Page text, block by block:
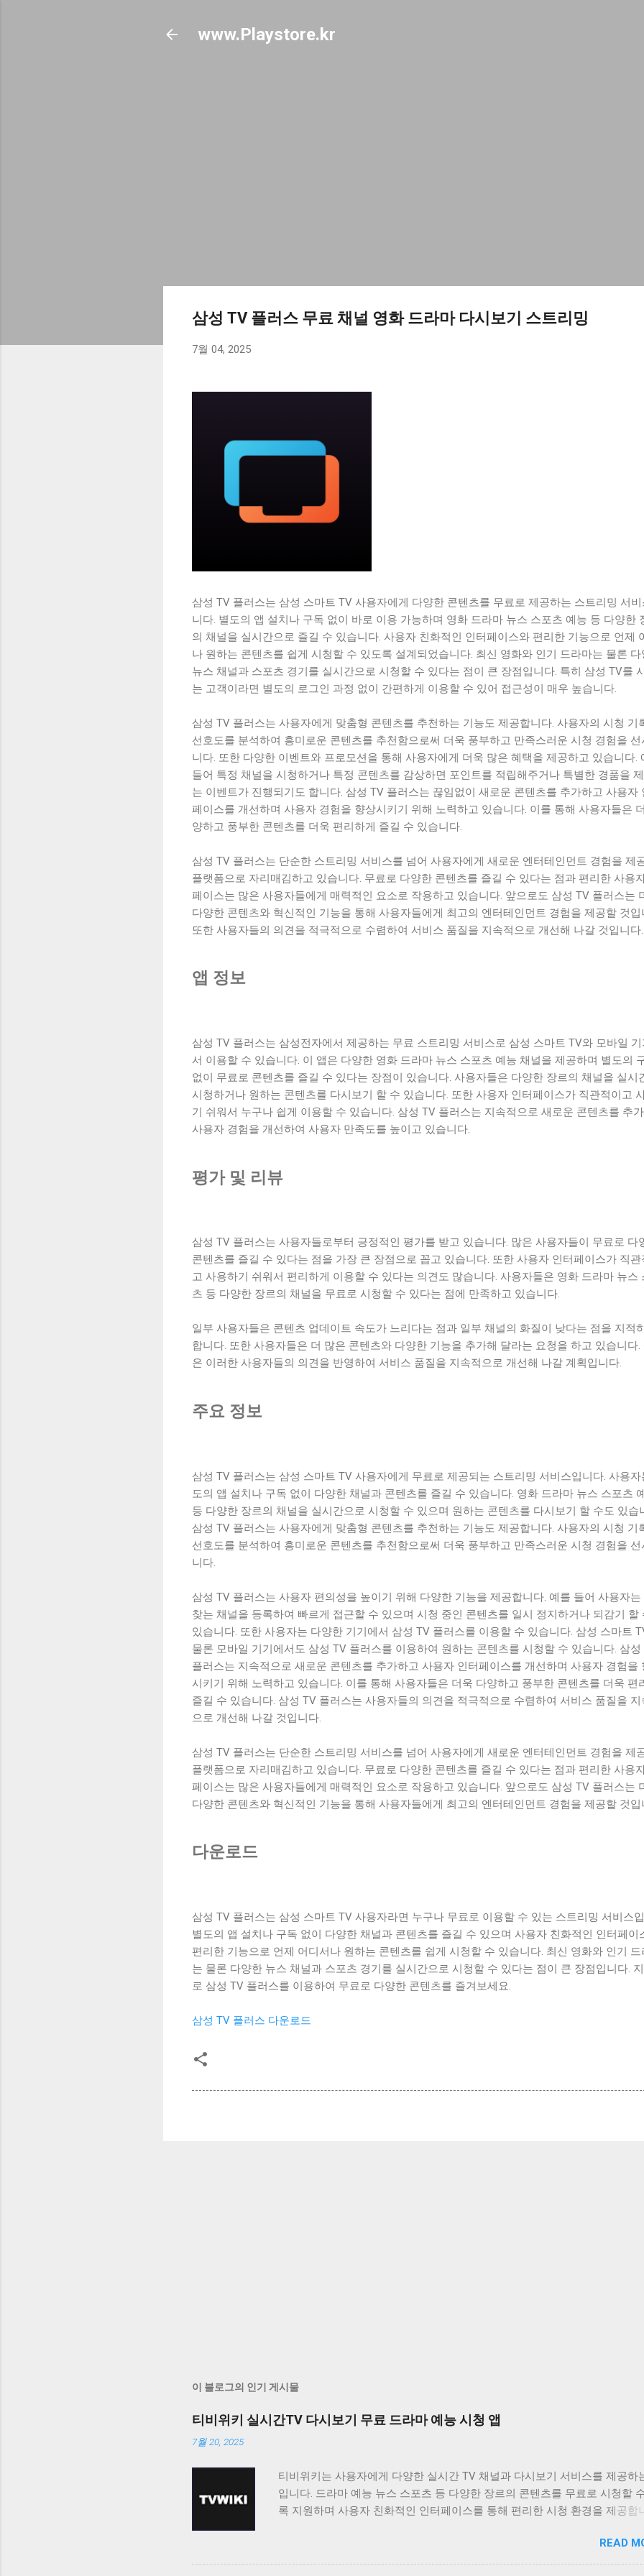
www.Playstore.kr
삼성 TV 플러스 무료 채널 영화 드라마 다시보기 스트리밍
7월 04, 2025
삼성 TV 플러스는 삼성 스마트 TV 사용자에게 다양한 콘텐츠를 무료로 제공하는 스트리밍 서비
니다. 별도의 앱 설치나 구독 없이 바로 이용 가능하며 영화 드라마 뉴스 스포츠 예능 등 다양한
의 채널을 실시간으로 즐길 수 있습니다. 사용자 친화적인 인터페이스와 편리한 기능으로 언제
나 원하는 콘텐츠를 쉽게 시청할 수 있도록 설계되었습니다. 최신 영화와 인기 드라마는 물론 다
뉴스 채널과 스포츠 경기를 실시간으로 시청할 수 있다는 점이 큰 장점입니다. 특히 삼성 TV를
는 고객이라면 별도의 로그인 과정 없이 간편하게 이용할 수 있어 접근성이 매우 높습니다.
삼성 TV 플러스는 사용자에게 맞춤형 콘텐츠를 추천하는 기능도 제공합니다. 사용자의 시청 기
선호도를 분석하여 흥미로운 콘텐츠를 추천함으로써 더욱 풍부하고 만족스러운 시청 경험을 선
니다. 또한 다양한 이벤트와 프로모션을 통해 사용자에게 더욱 많은 혜택을 제공하고 있습니다.
들어 특정 채널을 시청하거나 특정 콘텐츠를 감상하면 포인트를 적립해주거나 특별한 경품을
는 이벤트가 진행되기도 합니다. 삼성 TV 플러스는 끊임없이 새로운 콘텐츠를 추가하고 사용자
페이스를 개선하며 사용자 경험을 향상시키기 위해 노력하고 있습니다. 이를 통해 사용자들은
양하고 풍부한 콘텐츠를 더욱 편리하게 즐길 수 있습니다.
삼성 TV 플러스는 단순한 스트리밍 서비스를 넘어 사용자에게 새로운 엔터테인먼트 경험을 제
플랫폼으로 자리매김하고 있습니다. 무료로 다양한 콘텐츠를 즐길 수 있다는 점과 편리한 사용
페이스는 많은 사용자들에게 매력적인 요소로 작용하고 있습니다. 앞으로도 삼성 TV 플러스는
다양한 콘텐츠와 혁신적인 기능을 통해 사용자들에게 최고의 엔터테인먼트 경험을 제공할 것입
또한 사용자들의 의견을 적극적으로 수렴하여 서비스 품질을 지속적으로 개선해 나갈 것입니다.
앱 정보
삼성 TV 플러스는 삼성전자에서 제공하는 무료 스트리밍 서비스로 삼성 스마트 TV와 모바일 기
서 이용할 수 있습니다. 이 앱은 다양한 영화 드라마 뉴스 스포츠 예능 채널을 제공하며 별도의
없이 무료로 콘텐츠를 즐길 수 있다는 장점이 있습니다. 사용자들은 다양한 장르의 채널을 실시
시청하거나 원하는 콘텐츠를 다시보기 할 수 있습니다. 또한 사용자 인터페이스가 직관적이고
기 쉬워서 누구나 쉽게 이용할 수 있습니다. 삼성 TV 플러스는 지속적으로 새로운 콘텐츠를 추
사용자 경험을 개선하여 사용자 만족도를 높이고 있습니다.
평가 및 리뷰
삼성 TV 플러스는 사용자들로부터 긍정적인 평가를 받고 있습니다. 많은 사용자들이 무료로 다
콘텐츠를 즐길 수 있다는 점을 가장 큰 장점으로 꼽고 있습니다. 또한 사용자 인터페이스가 직관
고 사용하기 쉬워서 편리하게 이용할 수 있다는 의견도 많습니다. 사용자들은 영화 드라마 뉴스
츠 등 다양한 장르의 채널을 무료로 시청할 수 있다는 점에 만족하고 있습니다.
일부 사용자들은 콘텐츠 업데이트 속도가 느리다는 점과 일부 채널의 화질이 낮다는 점을 지적
합니다. 또한 사용자들은 더 많은 콘텐츠와 다양한 기능을 추가해 달라는 요청을 하고 있습니다.
은 이러한 사용자들의 의견을 반영하여 서비스 품질을 지속적으로 개선해 나갈 계획입니다.
주요 정보
삼성 TV 플러스는 삼성 스마트 TV 사용자에게 무료로 제공되는 스트리밍 서비스입니다. 사용자
도의 앱 설치나 구독 없이 다양한 채널과 콘텐츠를 즐길 수 있습니다. 영화 드라마 뉴스 스포츠
등 다양한 장르의 채널을 실시간으로 시청할 수 있으며 원하는 콘텐츠를 다시보기 할 수도 있습
삼성 TV 플러스는 사용자에게 맞춤형 콘텐츠를 추천하는 기능도 제공합니다. 사용자의 시청 기
선호도를 분석하여 흥미로운 콘텐츠를 추천함으로써 더욱 풍부하고 만족스러운 시청 경험을 선
니다.
삼성 TV 플러스는 사용자 편의성을 높이기 위해 다양한 기능을 제공합니다. 예를 들어 사용자는
찾는 채널을 등록하여 빠르게 접근할 수 있으며 시청 중인 콘텐츠를 일시 정지하거나 되감기 할
있습니다. 또한 사용자는 다양한 기기에서 삼성 TV 플러스를 이용할 수 있습니다. 삼성 스마트
물론 모바일 기기에서도 삼성 TV 플러스를 이용하여 원하는 콘텐츠를 시청할 수 있습니다. 삼성
플러스는 지속적으로 새로운 콘텐츠를 추가하고 사용자 인터페이스를 개선하며 사용자 경험을
시키기 위해 노력하고 있습니다. 이를 통해 사용자들은 더욱 다양하고 풍부한 콘텐츠를 더욱 편
즐길 수 있습니다. 삼성 TV 플러스는 사용자들의 의견을 적극적으로 수렴하여 서비스 품질을 지
으로 개선해 나갈 것입니다.
삼성 TV 플러스는 단순한 스트리밍 서비스를 넘어 사용자에게 새로운 엔터테인먼트 경험을 제
플랫폼으로 자리매김하고 있습니다. 무료로 다양한 콘텐츠를 즐길 수 있다는 점과 편리한 사용
페이스는 많은 사용자들에게 매력적인 요소로 작용하고 있습니다. 앞으로도 삼성 TV 플러스는
다양한 콘텐츠와 혁신적인 기능을 통해 사용자들에게 최고의 엔터테인먼트 경험을 제공할 것입
다운로드
삼성 TV 플러스는 삼성 스마트 TV 사용자라면 누구나 무료로 이용할 수 있는 스트리밍 서비스
별도의 앱 설치나 구독 없이 다양한 채널과 콘텐츠를 즐길 수 있으며 사용자 친화적인 인터페이
편리한 기능으로 언제 어디서나 원하는 콘텐츠를 쉽게 시청할 수 있습니다. 최신 영화와 인기 드
는 물론 다양한 뉴스 채널과 스포츠 경기를 실시간으로 시청할 수 있다는 점이 큰 장점입니다.
로 삼성 TV 플러스를 이용하여 무료로 다양한 콘텐츠를 즐겨보세요.
삼성 TV 플러스 다운로드
이 블로그의 인기 게시물
티비위키 실시간TV 다시보기 무료 드라마 예능 시청 앱
7월 20, 2025
티비위키는 사용자에게 다양한 실시간 TV 채널과 다시보기 서비스를 제공하
입니다. 드라마 예능 뉴스 스포츠 등 다양한 장르의 콘텐츠를 무료로 시청할
록 지원하며 사용자 친화적인 인터페이스를 통해 편리한 시청 환경을 제공합
보고 싶은 채널을 시청하고 싶은 사용자에게 유용한 앱입니다. 다양한 콘텐츠
료로 제공하며 사용자 편의성을 높인 기능들을 통해 사용자 만족도를 높이고
READ